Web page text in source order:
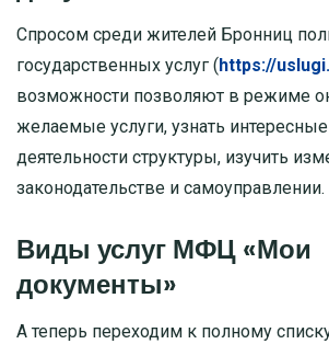
Спросом среди жителей Бронниц
государственных услуг ( https://
возможности позволяют в режиме
желаемые услуги, узнать
деятельности структуры, изучить
законодательстве и самоуправлении.
Виды услуг МФЦ «Мои
документы»
А теперь переходим к полному